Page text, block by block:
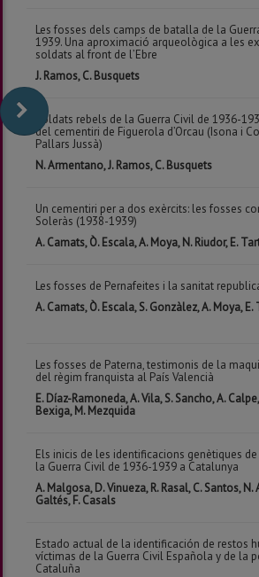
Les fosses dels camps de batalla de la
1939. Una aproximació arqueològica a les
soldats al front de l’Ebre
J. Ramos, C. Busquets
Soldats rebels de la Guerra Civil de 1936-
del cementiri de Figuerola d’Orcau (Isona i
Pallars Jussà)
N. Armentano, J. Ramos, C. Busquets
Un cementiri per a dos exèrcits: les fosses
Soleràs (1938-1939)
A. Camats, Ò. Escala, A. Moya, N. Riudor, E.
Les fosses de Pernafeites i la sanitat
A. Camats, Ò. Escala, S. Gonzàlez, A. Moya,
Les fosses de Paterna, testimonis de la
del règim franquista al País Valencià
E. Díaz-Ramoneda, A. Vila, S. Sancho, A.
Bexiga, M. Mezquida
Els inicis de les identificacions genètiques
la Guerra Civil de 1936-1939 a Catalunya
A. Malgosa, D. Vinueza, R. Rasal, C. Santos,
Galtés, F. Casals
Estado actual de la identificación de restos
víctimas de la Guerra Civil Española y de la
Cataluña